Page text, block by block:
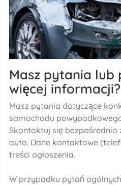
Masz pytania lub
więcej informacji?
Masz pytania dotyczące
samochodu
Skontaktuj się bezpośrednio
auto. Dane kontaktowe
treści ogłoszenia.
W przypadku pytań